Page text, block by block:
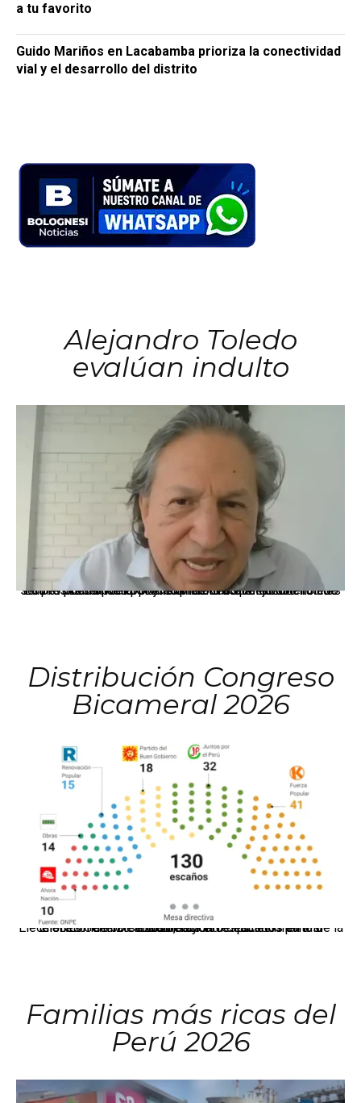
a tu favorito
Guido Mariños en Lacabamba prioriza la conectividad
vial y el desarrollo del distrito
Alejandro Toledo
evalúan indulto
La presidenta Keiko Fujimori informó que la solicitud de indulto presentada por el expresidente Alejandro Toledo será evaluada por la Comisión de Gracias Presidenciales conforme al procedimiento establecido.
Distribución Congreso
Bicameral 2026
El JNE oficializó la distribución de escaños para la elección de 60 senadores y 130 diputados en las Elecciones Generales 2026, tras el restablecimiento de la Bicameralidad.
Familias más ricas del
Perú 2026